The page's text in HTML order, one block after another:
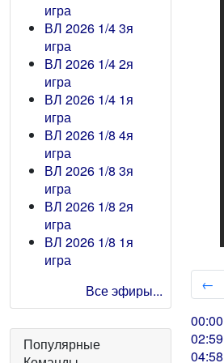
игра
ВЛ 2026 1/4 3я
игра
ВЛ 2026 1/4 2я
игра
ВЛ 2026 1/4 1я
игра
ВЛ 2026 1/8 4я
игра
ВЛ 2026 1/8 3я
игра
ВЛ 2026 1/8 2я
игра
ВЛ 2026 1/8 1я
игра
Все эфиры...
Популярные
←
00:00
02:59
04:58